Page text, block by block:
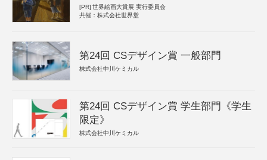
[PR] 世界絵画大賞展 実行委員会
共催：株式会社世界堂
第24回 CSデザイン賞 一般部門
株式会社中川ケミカル
第24回 CSデザイン賞 学生部門《学生
限定》
株式会社中川ケミカル